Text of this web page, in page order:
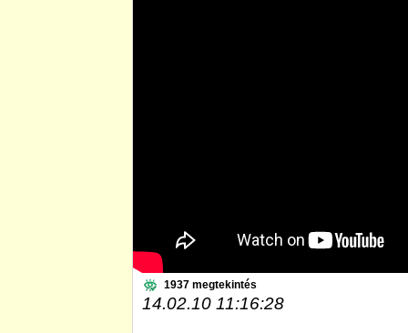
1937 megtekintés
14.02.10 11:16:28